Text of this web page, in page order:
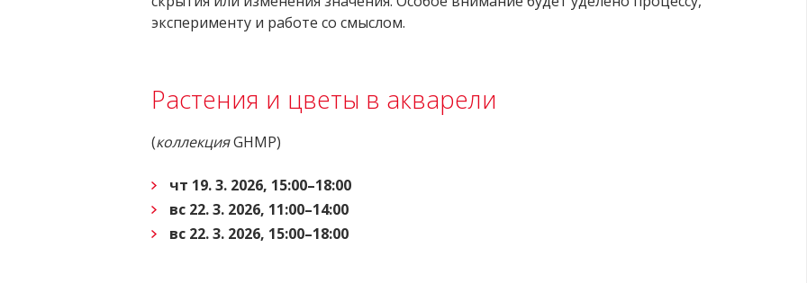
эксперименту и работе со смыслом.
Растения и цветы в акварели
(коллекцияGHMP)
чт 19. 3. 2026, 15:00–18:00
вс 22. 3. 2026, 11:00–14:00
вс 22. 3. 2026, 15:00–18:00